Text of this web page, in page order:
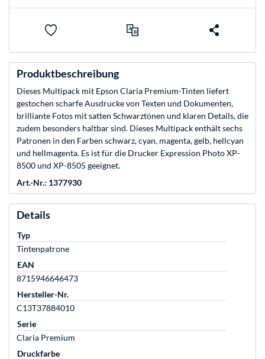
Produktbeschreibung
Dieses Multipack mit Epson Claria Premium-Tinten liefert
gestochen scharfe Ausdrucke von Texten und Dokumenten,
brilliante Fotos mit satten Schwarztönen und klaren Details, die
zudem besonders haltbar sind. Dieses Multipack enthält sechs
Patronen in den Farben schwarz, cyan, magenta, gelb, hellcyan
und hellmagenta. Es ist für die Drucker Expression Photo XP-
8500 und XP-8505 geeignet.
Art.-Nr.: 1377930
Details
Typ
Tintenpatrone
EAN
8715946646473
Hersteller-Nr.
C13T37884010
Serie
Claria Premium
Druckfarbe